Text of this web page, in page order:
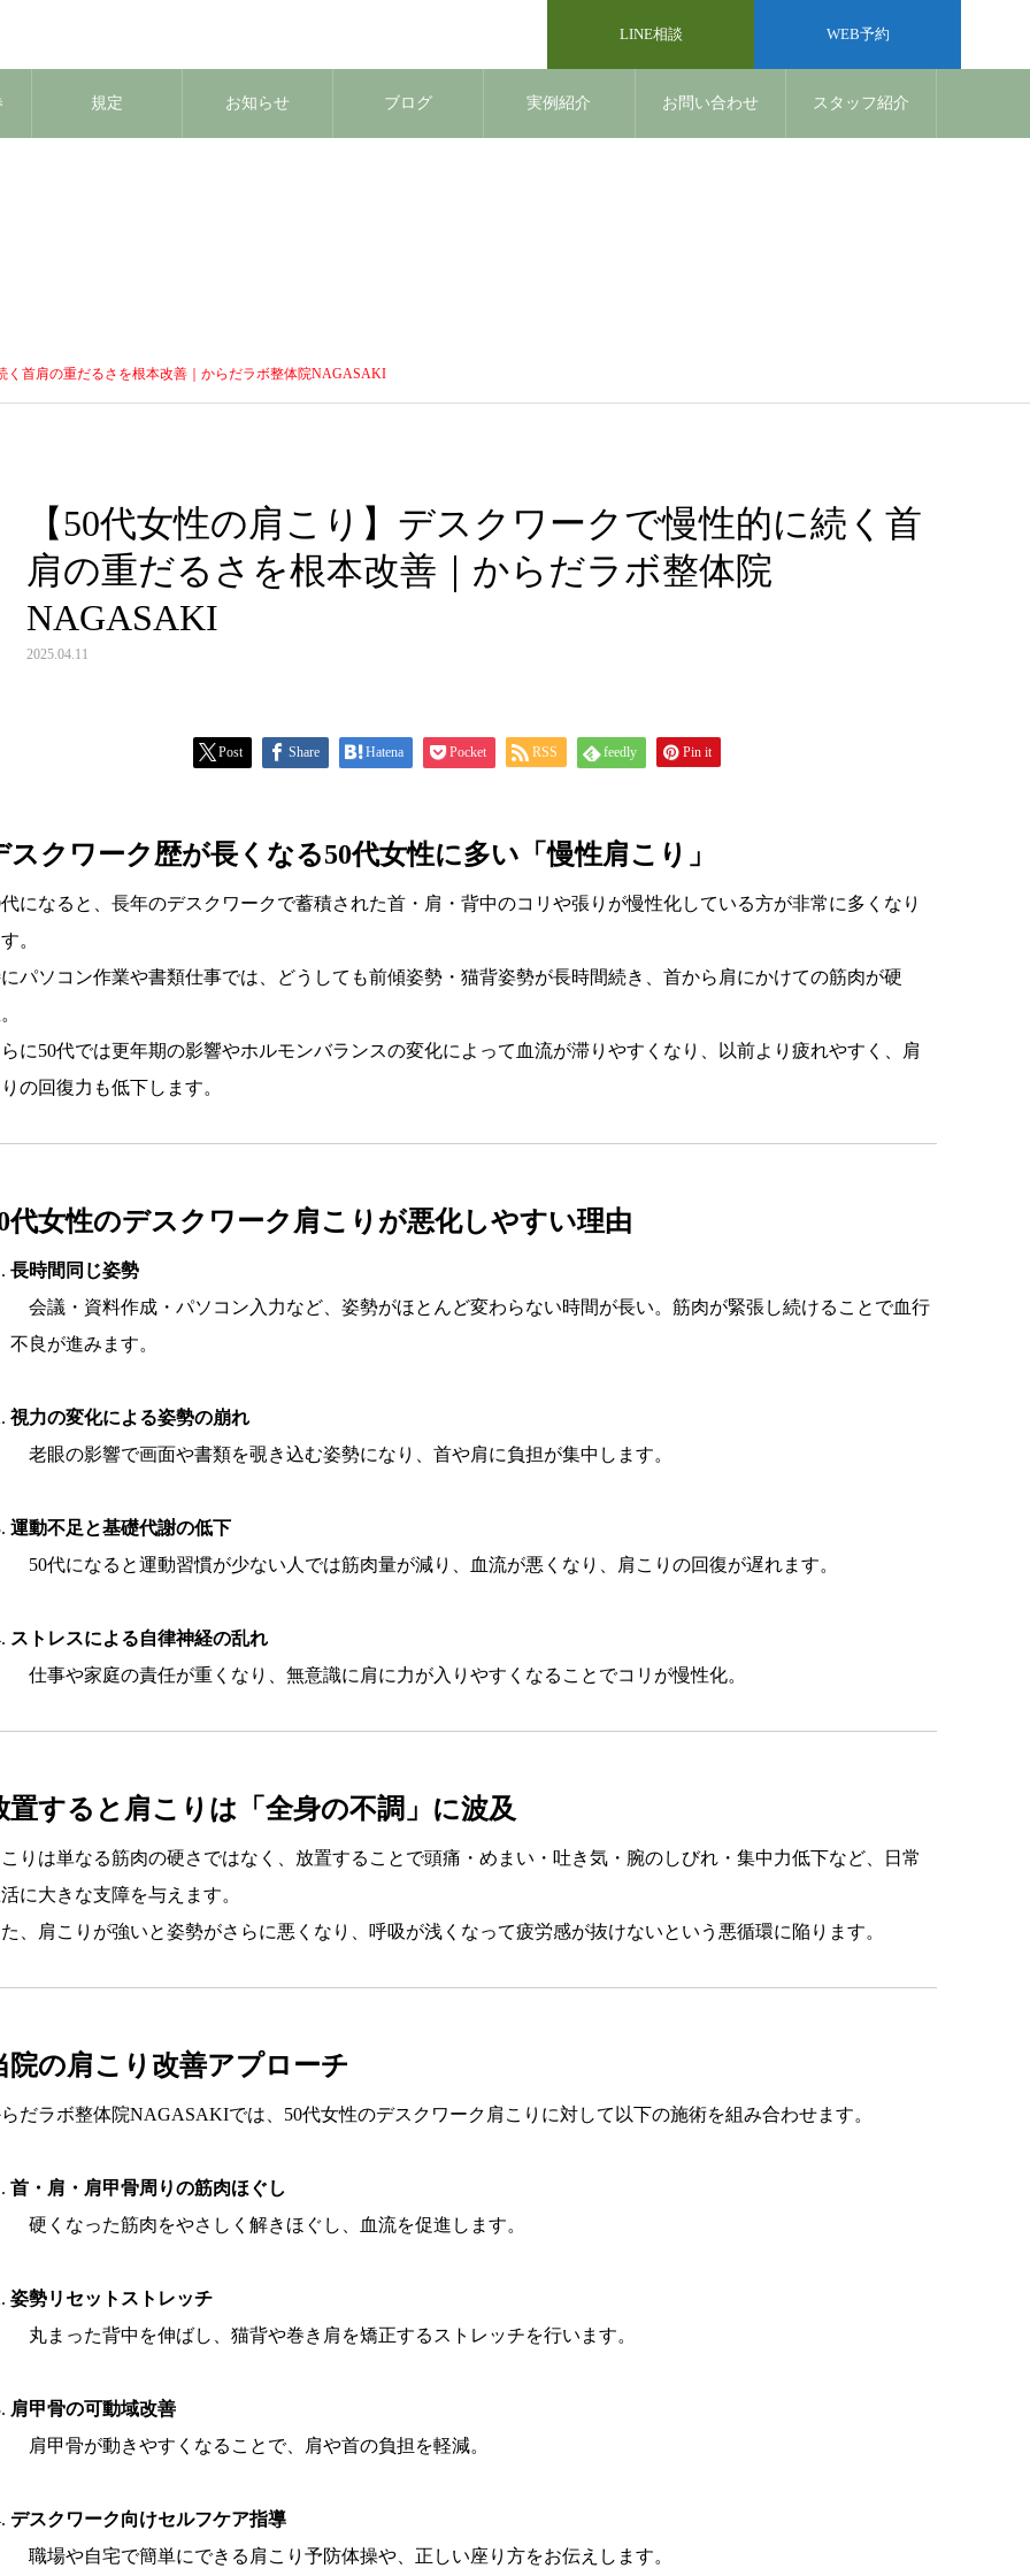
LINE相談 WEB予約
規定 お知らせ ブログ 実例紹介 お問い合わせ スタッフ紹介
く首肩の重だるさを根本改善｜からだラボ整体院NAGASAKI
【50代女性の肩こり】デスクワークで慢性的に続く首
肩の重だるさを根本改善｜からだラボ整体院
NAGASAKI
2025.04.11
Post Share Hatena Pocket RSS feedly Pin it
スクワーク歴が長くなる50代女性に多い「慢性肩こり」
になると、長年のデスクワークで蓄積された首・肩・背中のコリや張りが慢性化している方が非常に多くなり
。
パソコン作業や書類仕事では、どうしても前傾姿勢・猫背姿勢が長時間続き、首から肩にかけての筋肉が硬
に50代では更年期の影響やホルモンバランスの変化によって血流が滞りやすくなり、以前より疲れやすく、肩
の回復力も低下します。
代女性のデスクワーク肩こりが悪化しやすい理由
長時間同じ姿勢
会議・資料作成・パソコン入力など、姿勢がほとんど変わらない時間が長い。筋肉が緊張し続けることで血行
不良が進みます。
視力の変化による姿勢の崩れ
老眼の影響で画面や書類を覗き込む姿勢になり、首や肩に負担が集中します。
運動不足と基礎代謝の低下
50代になると運動習慣が少ない人では筋肉量が減り、血流が悪くなり、肩こりの回復が遅れます。
ストレスによる自律神経の乱れ
仕事や家庭の責任が重くなり、無意識に肩に力が入りやすくなることでコリが慢性化。
置すると肩こりは「全身の不調」に波及
りは単なる筋肉の硬さではなく、放置することで頭痛・めまい・吐き気・腕のしびれ・集中力低下など、日常
に大きな支障を与えます。
、肩こりが強いと姿勢がさらに悪くなり、呼吸が浅くなって疲労感が抜けないという悪循環に陥ります。
院の肩こり改善アプローチ
だラボ整体院NAGASAKIでは、50代女性のデスクワーク肩こりに対して以下の施術を組み合わせます。
首・肩・肩甲骨周りの筋肉ほぐし
硬くなった筋肉をやさしく解きほぐし、血流を促進します。
姿勢リセットストレッチ
丸まった背中を伸ばし、猫背や巻き肩を矯正するストレッチを行います。
肩甲骨の可動域改善
肩甲骨が動きやすくなることで、肩や首の負担を軽減。
デスクワーク向けセルフケア指導
職場や自宅で簡単にできる肩こり予防体操や、正しい座り方をお伝えします。